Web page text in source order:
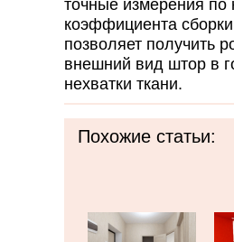
точные измерения по
коэффициента
позволяет получить
внешний вид штор в
нехватки ткани.
Похожие статьи: